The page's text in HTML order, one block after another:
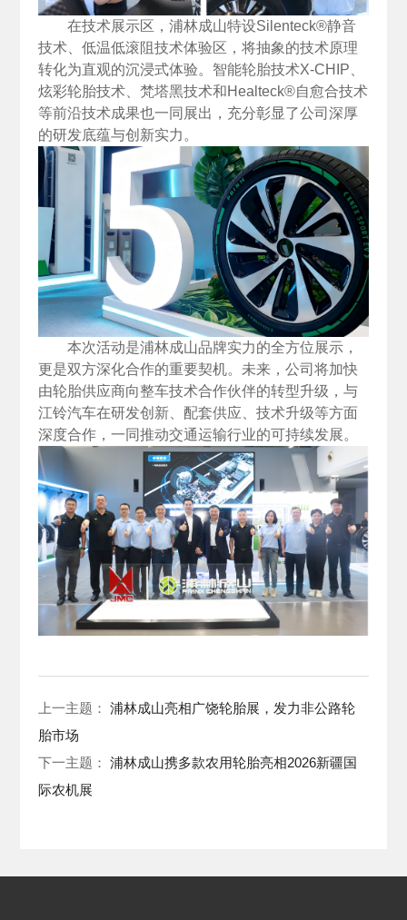
在技术展示区，浦林成山特设Silenteck®静音
技术、低温低滚阻技术体验区，将抽象的技术原理
转化为直观的沉浸式体验。智能轮胎技术X-CHIP、
炫彩轮胎技术、梵塔黑技术和Healteck®自愈合技术
等前沿技术成果也一同展出，充分彰显了公司深厚
的研发底蕴与创新实力。
本次活动是浦林成山品牌实力的全方位展示，
更是双方深化合作的重要契机。未来，公司将加快
由轮胎供应商向整车技术合作伙伴的转型升级，与
江铃汽车在研发创新、配套供应、技术升级等方面
深度合作，一同推动交通运输行业的可持续发展。
上一主题：浦林成山亮相广饶轮胎展，发力非公路轮
胎市场
下一主题：浦林成山携多款农用轮胎亮相2026新疆国
际农机展